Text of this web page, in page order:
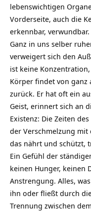
lebenswichtigen
Vorderseite, auch die
erkennbar, verwundbar.
Ganz in uns selber
verweigert sich den
ist keine
Körper findet von ganz
zurück. Er hat oft ein
Geist, erinnert sich an
Existenz: Die Zeiten
der Verschmelzung mit
das nährt und schützt,
Ein Gefühl der
keinen Hunger, keinen
Anstrengung. Alles,
ihn oder fließt durch
Trennung zwischen